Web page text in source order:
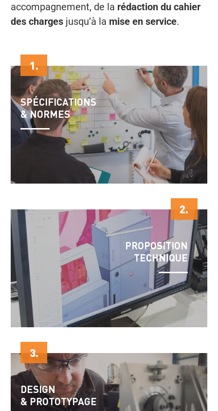
accompagnement, de la rédaction du cahier
des charges jusqu’à la mise en service.
1.
SPÉCIFICATIONS
& NORMES
2.
PROPOSITION
TECHNIQUE
3.
DESIGN
& PROTOTYPAGE